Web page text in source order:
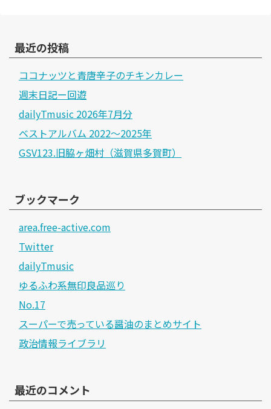
最近の投稿
ココナッツと青唐辛子のチキンカレー
週末日記ー回遊
dailyTmusic 2026年7月分
ベストアルバム 2022～2025年
GSV123.旧脇ヶ畑村（滋賀県多賀町）
ブックマーク
area.free-active.com
Twitter
dailyTmusic
ゆるふわ系無印良品巡り
No.17
スーパーで売っている醤油のまとめサイト
政治情報ライブラリ
最近のコメント